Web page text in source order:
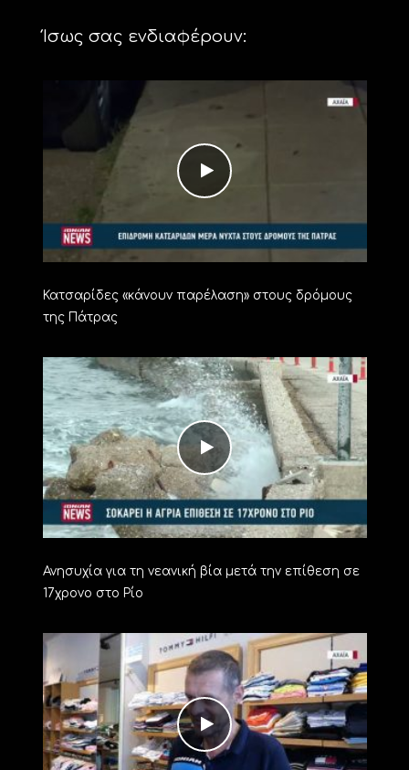
Ίσως σας ενδιαφέρουν:
Κατσαρίδες «κάνουν παρέλαση» στους δρόμους
της Πάτρας
Ανησυχία για τη νεανική βία μετά την επίθεση σε
17χρονο στο Ρίο